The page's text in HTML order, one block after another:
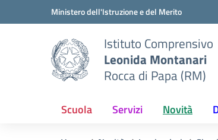
Vai ai contenuti
Vai al menu di navigazioneMinistero dell'Istruzione e del Merito
Istituto Comprensivo
Leonida Montanari
Rocca di Papa (RM)
Scuola Servizi Novità